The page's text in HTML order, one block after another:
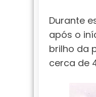
Durante
após o
brilho da
cerca de